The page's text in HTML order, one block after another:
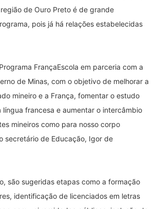
de Ouro Preto é de grande
pois já há relações estabelecidas
FrançaEscola em parceria com a
de Minas, com o objetivo de melhorar a
mineiro e a França, fomentar o estudo
língua francesa e aumentar o intercâmbio
mineiros como para nosso corpo
secretário de Educação, Igor de
são sugeridas etapas como a formação
identificação de licenciados em letras